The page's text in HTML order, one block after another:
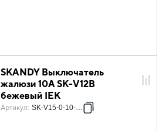
SKANDY Выключатель
жалюзи 10А SK-V12B
бежевый IEK
Артикул: SK-V15-0-10-K10